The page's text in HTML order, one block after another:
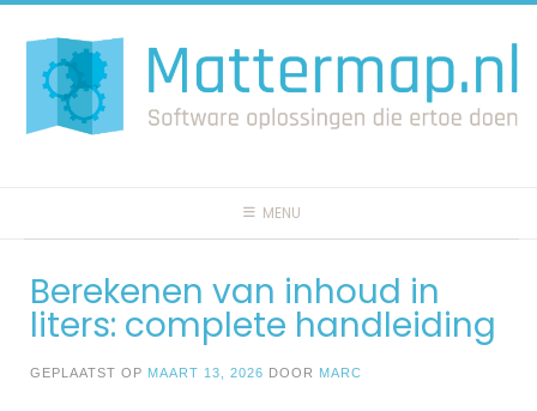
naar
inhoud
MENU
Berekenen van inhoud in
liters: complete handleiding
GEPLAATST OP MAART 13, 2026 DOOR MARC